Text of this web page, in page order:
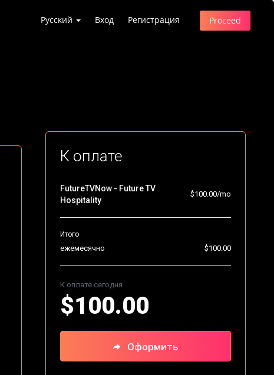
Русский Вход Регистрация Proceed
К оплате
FutureTVNow - Future TV
Hospitality
$100.00/mo
Итого
ежемесячно $100.00
К оплате сегодня
$100.00
Оформить